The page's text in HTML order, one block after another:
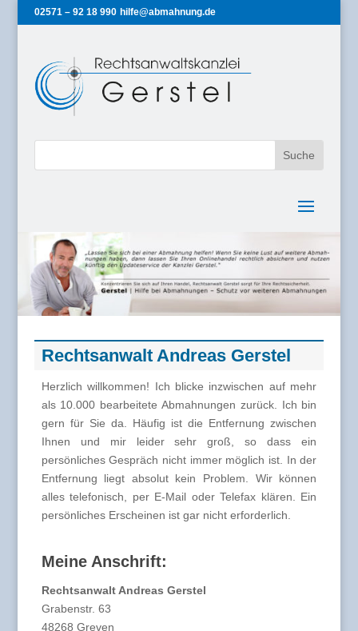
02571 – 92 18 990 hilfe@abmahnung.de
Rechtsanwalt Andreas Gerstel
Herzlich willkommen! Ich blicke inzwischen auf mehr
als 10.000 bearbeitete Abmahnungen zurück. Ich bin
gern für Sie da. Häufig ist die Entfernung zwischen
Ihnen und mir leider sehr groß, so dass ein
persönliches Gespräch nicht immer möglich ist. In der
Entfernung liegt absolut kein Problem. Wir können
alles telefonisch, per E-Mail oder Telefax klären. Ein
persönliches Erscheinen ist gar nicht erforderlich.
Meine Anschrift:
Rechtsanwalt Andreas Gerstel
Grabenstr. 63
48268 Greven